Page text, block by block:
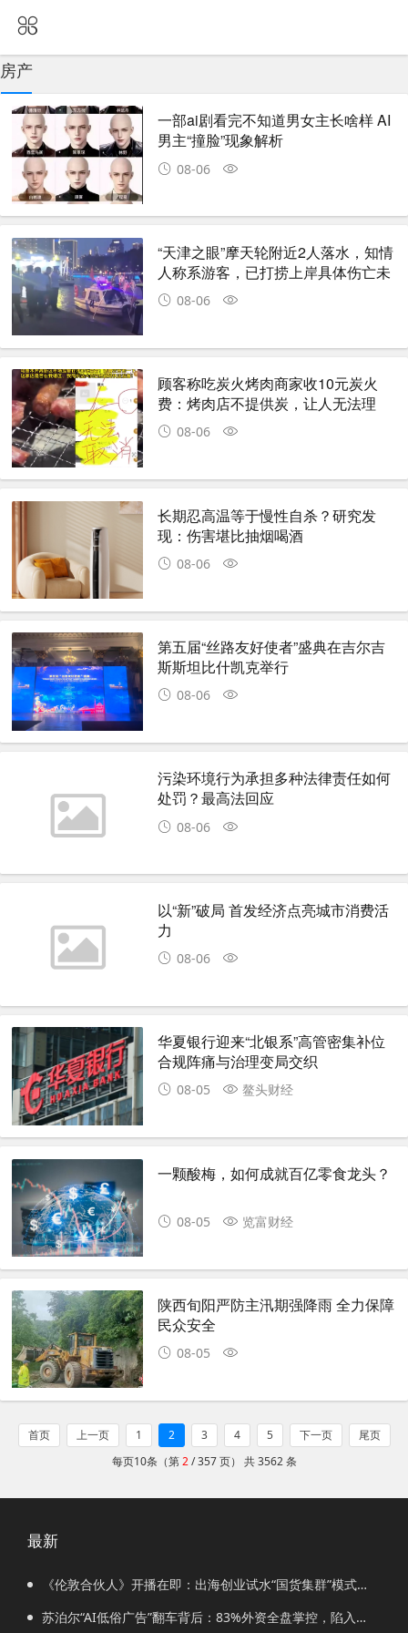
房产
一部ai剧看完不知道男女主长啥样 AI
男主“撞脸”现象解析
08-06
“天津之眼”摩天轮附近2人落水，知情
人称系游客，已打捞上岸具体伤亡未
知 08-06
顾客称吃炭火烤肉商家收10元炭火
费：烤肉店不提供炭，让人无法理
解！08-06
长期忍高温等于慢性自杀？研究发
现：伤害堪比抽烟喝酒
08-06
第五届“丝路友好使者”盛典在吉尔吉
斯斯坦比什凯克举行
08-06
污染环境行为承担多种法律责任如何
处罚？最高法回应
08-06
以“新”破局 首发经济点亮城市消费活
力
08-06
华夏银行迎来“北银系”高管密集补位
合规阵痛与治理变局交织
08-05 鳌头财经
一颗酸梅，如何成就百亿零食龙头？
08-05 览富财经
陕西旬阳严防主汛期强降雨 全力保障
民众安全
08-05
首页 上一页 1 2 3 4 5 下一页
尾页
每页10条（第2/ 357 页） 共 3562 条
最新
《伦敦合伙人》开播在即：出海创业试水“国货集群”模式，
带动入境消费反向种草
苏泊尔“AI低俗广告”翻车背后：83%外资全盘掌控，陷入流